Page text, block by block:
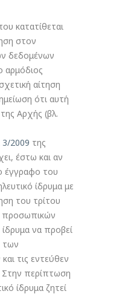
κατατίθεται
στον
δεδομένων
αίτηση
ότι αυτή
Αρχής (βλ.
3/2009 της
έστω και αν
έγγραφο του
ίδρυμα με
του τρίτου
προσωπικών
ίδρυμα να προβεί
των
τις εντεύθεν
Στην περίπτωση
ίδρυμα ζητεί